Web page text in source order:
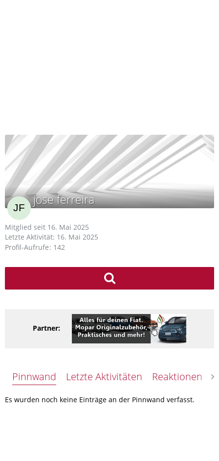
jose ferreira
Mitglied seit 16. Mai 2025
Letzte Aktivität: 16. Mai 2025
Profil-Aufrufe 142
Partner:
Pinnwand Letzte Aktivitäten Reaktionen
Es wurden noch keine Einträge an der Pinnwand verfasst.